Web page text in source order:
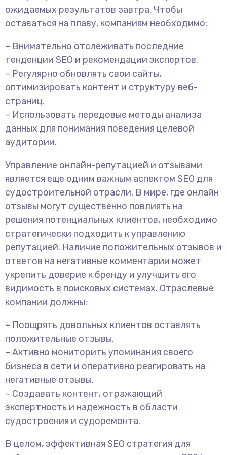
ожидаемых результатов завтра. Чтобы
оставаться на плаву, компаниям необходимо:
– Внимательно отслеживать последние
тенденции SEO и рекомендации экспертов.
– Регулярно обновлять свои сайты,
оптимизировать контент и структуру веб-
страниц.
– Использовать передовые методы анализа
данных для понимания поведения целевой
аудитории.
Управление онлайн-репутацией и отзывами
является еще одним важным аспектом SEO для
судостроительной отрасли. В мире, где онлайн
отзывы могут существенно повлиять на
решения потенциальных клиентов, необходимо
стратегически подходить к управлению
репутацией. Наличие положительных отзывов и
ответов на негативные комментарии может
укрепить доверие к бренду и улучшить его
видимость в поисковых системах. Отраслевые
компании должны:
– Поощрять довольных клиентов оставлять
положительные отзывы.
– Активно мониторить упоминания своего
бизнеса в сети и оперативно реагировать на
негативные отзывы.
– Создавать контент, отражающий
экспертность и надежность в области
судостроения и судоремонта.
В целом, эффективная SEO стратегия для